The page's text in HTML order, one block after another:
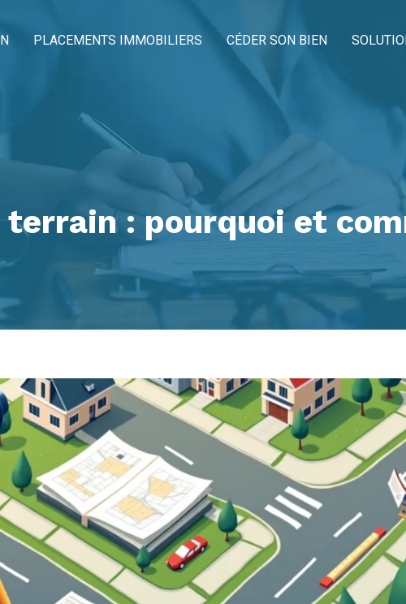
PLACEMENTS IMMOBILIERS CÉDER SON BIEN
terrain : pourquoi et